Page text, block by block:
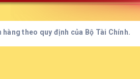
hàng theo quy định của Bộ Tài Chính.